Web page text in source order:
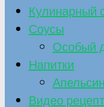
Кулинарный
Соусы
Особый
Напитки
Видео